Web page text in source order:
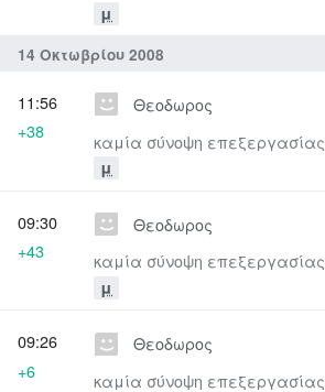
μ
14 Οκτωβρίου 2008
Θεοδωρος
καμία σύνοψη επεξεργασίας
μ
11:56
+38
Θεοδωρος
καμία σύνοψη επεξεργασίας
μ
09:30
+43
Θεοδωρος
καμία σύνοψη επεξεργασίας
09:26
+6